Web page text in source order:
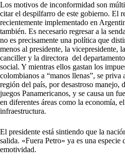
Los motivos de inconformidad son
citar el despilfarro de este gobierno. El
recientemente implementado en
también. Es necesario regresar a la
no es precisamente una política que
menos al presidente, la vicepresidente,
canciller y la directora del
social. Y mientras ellos gastan los
colombianos a “manos llenas”, se priva
región del país, por desastroso manejo,
juegos Panamericanos, y se causa un
en diferentes áreas como la economía,
infraestructura.
El presidente está sintiendo que la
salida. «Fuera Petro» ya es una especie
emotividad.